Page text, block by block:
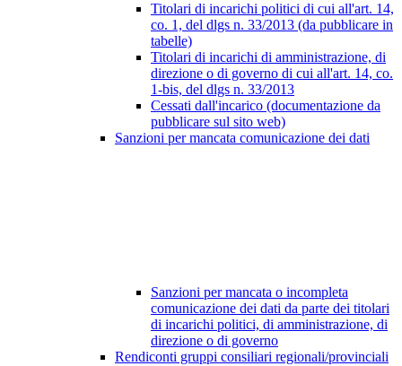
Titolari di incarichi politici di cui all'art. 14,
co. 1, del dlgs n. 33/2013 (da pubblicare in
tabelle)
Titolari di incarichi di amministrazione, di
direzione o di governo di cui all'art. 14, co.
1-bis, del dlgs n. 33/2013
Cessati dall'incarico (documentazione da
pubblicare sul sito web)
Sanzioni per mancata comunicazione dei dati
Sanzioni per mancata o incompleta
comunicazione dei dati da parte dei titolari
di incarichi politici, di amministrazione, di
direzione o di governo
Rendiconti gruppi consiliari regionali/provinciali